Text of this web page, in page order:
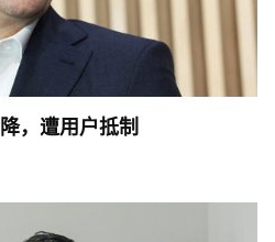
，遭用户抵制